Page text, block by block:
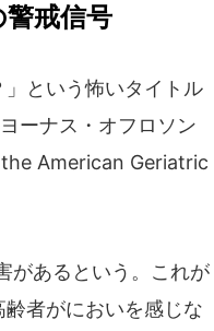
戒信号
という怖いタイトル
ーナス・オフロソン
American Geriatric
があるという。これが
者がにおいを感じな